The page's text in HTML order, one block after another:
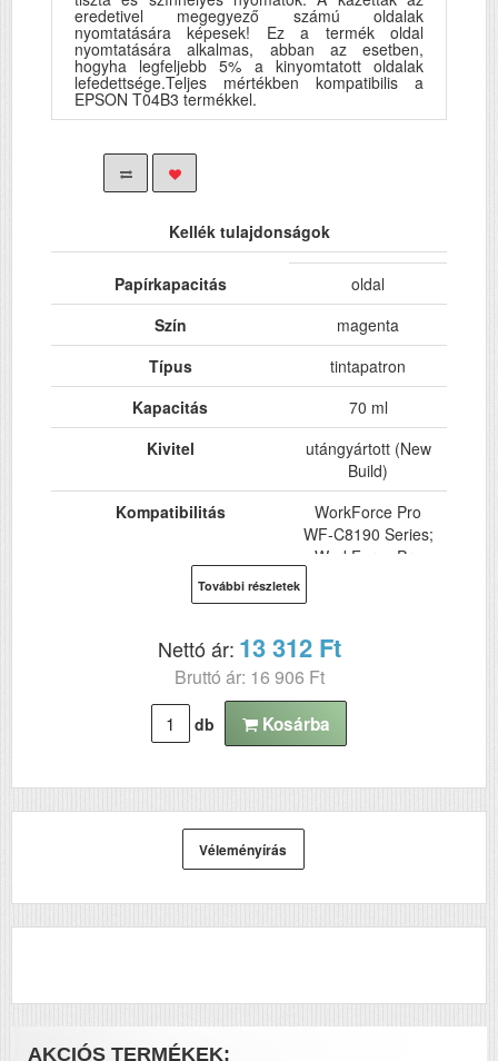
eredetivel megegyező számú oldalak
nyomtatására képesek! Ez a termék oldal
nyomtatására alkalmas, abban az esetben,
hogyha legfeljebb 5% a kinyomtatott oldalak
lefedettsége.Teljes mértékben kompatibilis a
EPSON T04B3 termékkel.
Kellék tulajdonságok
Papírkapacitás
oldal
Szín
magenta
Típus
tintapatron
Kapacitás
70 ml
Kivitel
utángyártott (New
Build)
Kompatibilitás
WorkForce Pro
WF-C8190 Series;
WorkForce Pro
További részletek
Nettó ár: 13 312 Ft
Bruttó ár: 16 906 Ft
db Kosárba
Véleményírás
AKCIÓS TERMÉKEK: